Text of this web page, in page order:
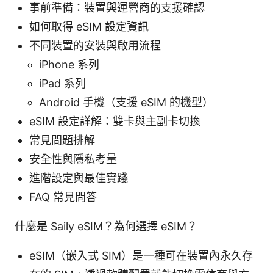
事前準備：裝置與運營商的支援確認
如何取得 eSIM 設定資訊
不同裝置的安裝與啟用流程
iPhone 系列
iPad 系列
Android 手機（支援 eSIM 的機型）
eSIM 設定詳解：雙卡與主副卡切換
常見問題排解
安全性與隱私考量
進階設定與最佳實踐
FAQ 常見問答
什麼是 Saily eSIM？為何選擇 eSIM？
eSIM（嵌入式 SIM）是一種可在裝置內永久存